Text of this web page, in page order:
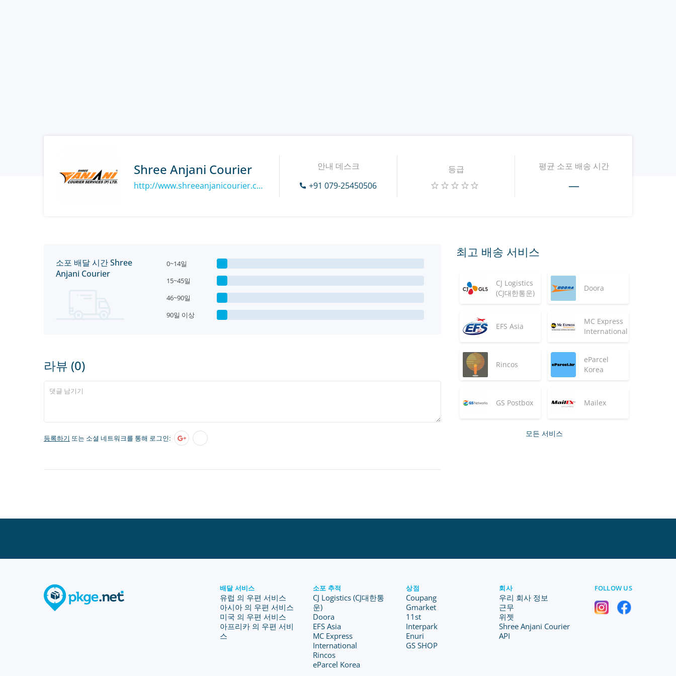
Shree Anjani Courier
http://www.shreeanjanicourier.com
안내 데스크
+91 079-25450506
등급 평균 소포 배송 시간
—
소포 배달 시간 Shree
Anjani Courier
0~14일
15~45일
46~90일
90일 이상
라뷰 (0)
등록하기 또는 소셜 네트워크를 통해 로그인:
최고 배송 서비스
CJ Logistics
(CJ대한통운)
Doora
EFS Asia
MC Express
International
Rincos
eParcel
Korea
GS Postbox Mailex
모든 서비스
배달 서비스
유럽 의 우편 서비스
아시아 의 우편 서비스
미국 의 우편 서비스
아프리카 의 우편 서비
스
소포 추적
CJ Logistics (CJ대한통
운)
Doora
EFS Asia
MC Express
International
Rincos
eParcel Korea
상점
Coupang
Gmarket
11st
Interpark
Enuri
GS SHOP
회사
우리 회사 정보
근무
위젯
Shree Anjani Courier
API
FOLLOW US